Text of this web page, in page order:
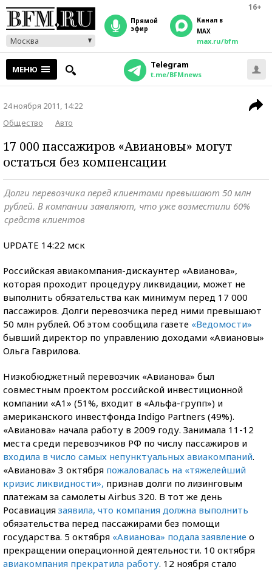
16+
Москва
прямой
эфир
Канал в
MAX
max.ru/bfm
МЕНЮ Telegram
t.me/BFMnews
24 ноября 2011, 14:22
Общество
Авто
17 000 пассажиров «Авиановы» могут
остаться без компенсации
Долги перевозчика перед клиентами превышают 50 млн
рублей. В компании заявляют, что уже возместили 60%
средств клиентов
UPDATE 14:22 мск
Российская авиакомпания-дискаунтер «Авианова»,
которая проходит процедуру ликвидации, может не
выполнить обязательства как минимум перед 17 000
пассажиров. Долги перевозчика перед ними превышают
50 млн рублей. Об этом сообщила газете «Ведомости»
бывший директор по управлению доходами «Авиановы»
Ольга Гаврилова.
Низкобюджетный перевозчик «Авианова» был
совместным проектом российской инвестиционной
компании «А1» (51%, входит в «Альфа-групп») и
американского инвестфонда Indigo Partners (49%).
«Авианова» начала работу в 2009 году. Занимала 11-12
места среди перевозчиков РФ по числу пассажиров и
входила в число самых непунктуальных авиакомпаний.
«Авианова» 3 октября пожаловалась на «тяжелейший
кризис ликвидности», признав долги по лизинговым
платежам за самолеты Airbus 320. В тот же день
Росавиация заявила, что компания должна выполнить
обязательства перед пассажирами без помощи
государства. 5 октября «Авианова» подала заявление о
прекращении операционной деятельности. 10 октября
авиакомпания прекратила работу. 12 ноября стало